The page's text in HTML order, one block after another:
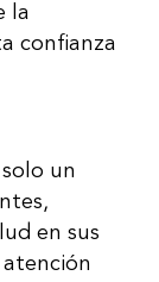
la
confianza
un
en sus